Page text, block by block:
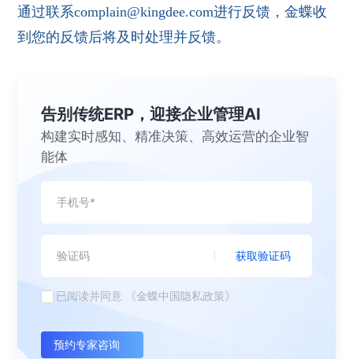
通过联系complain@kingdee.com进行反馈，金蝶收
到您的反馈后将及时处理并反馈。
告别传统ERP，迎接企业管理AI
构建实时感知、精准决策、高效运营的企业智
能体
获取验证码
已阅读并同意 《金蝶中国隐私政策》
预约专家咨询